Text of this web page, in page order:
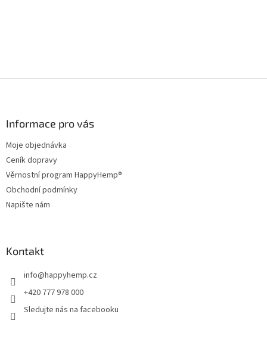
Informace pro vás
Moje objednávka
Ceník dopravy
Věrnostní program HappyHemp®
Obchodní podmínky
Napište nám
Kontakt
info@happyhemp.cz
+420 777 978 000
Sledujte nás na facebooku